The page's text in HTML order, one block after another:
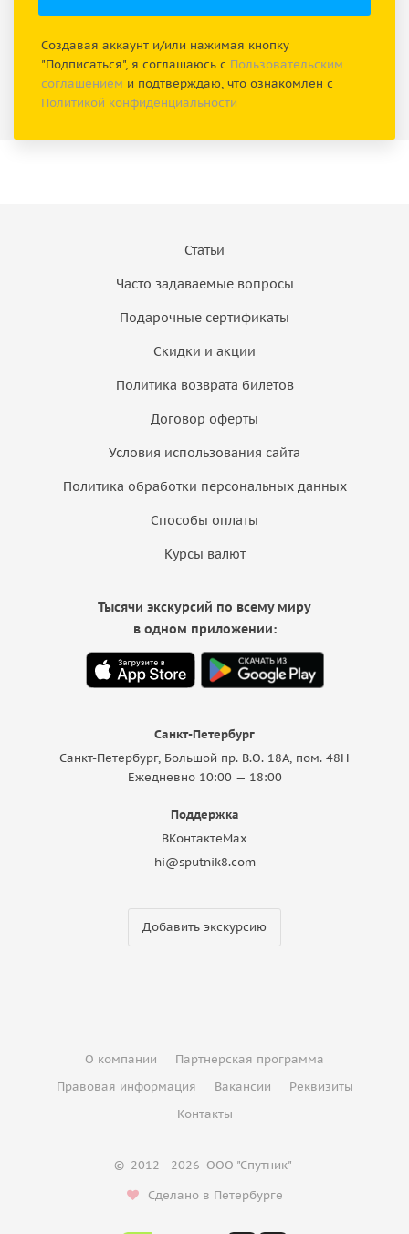
Создавая аккаунт и/или нажимая кнопку
"Подписаться", я соглашаюсь с Пользовательским
соглашением и подтверждаю, что ознакомлен с
Политикой конфиденциальности
Статьи
Часто задаваемые вопросы
Подарочные сертификаты
Скидки и акции
Политика возврата билетов
Договор оферты
Условия использования сайта
Политика обработки персональных данных
Способы оплаты
Курсы валют
Санкт-Петербург
Санкт-Петербург, Большой пр. В.О. 18A, пом. 48Н
Ежедневно 10:00 — 18:00
Поддержка
ВКонтактеMax
hi@sputnik8.com
Добавить экскурсию
Тысячи экскурсий по всему миру
в одном приложении:
О компании
Партнерская программа
Правовая информация
Вакансии
Реквизиты
Контакты
© 2012 - 2026 ООО "Спутник"
Сделано в Петербурге